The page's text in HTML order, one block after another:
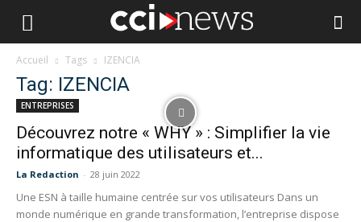
Accueil Tags IZENCIA
Tag: IZENCIA
ENTREPRISES
Découvrez notre « WHY » : Simplifier la vie
informatique des utilisateurs et...
La Redaction - 28 juin 2022
Une ESN à taille humaine centrée sur vos utilisateurs Dans un
monde numérique en grande transformation, l’entreprise dispose